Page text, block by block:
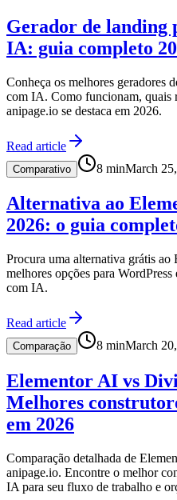
Gerador de landing
IA: guia completo
Conheça os melhores geradores
com IA. Como funcionam, quais
anipage.io se destaca em 2026.
Read article
Comparativo 8 minMarch
Alternativa ao
2026: o guia
Procura uma alternativa grátis ao
melhores opções para
com IA.
Read article
Comparação 8 minMarch
Elementor AI vs
Melhores
em 2026
Comparação detalhada de
anipage.io. Encontre o melhor
IA para seu fluxo de trabalho e